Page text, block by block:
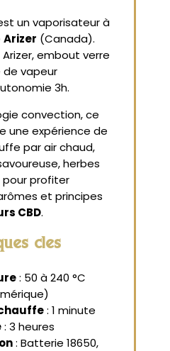
un vaporisateur à
Arizer (Canada).
embout verre
de vapeur
3h.
convection, ce
une expérience de
par air chaud,
herbes
pour profiter
et principes
CBD.
clés
: 50 à 240 °C
: 1 minute
: 3 heures
: Batterie 18650,